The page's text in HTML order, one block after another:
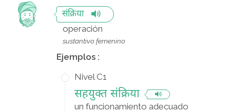
संक्रिया
operación
sustantivo femenino
Ejemplos :
Nivel C1
सहयुक्त संक्रिया
un funcionamiento adecuado